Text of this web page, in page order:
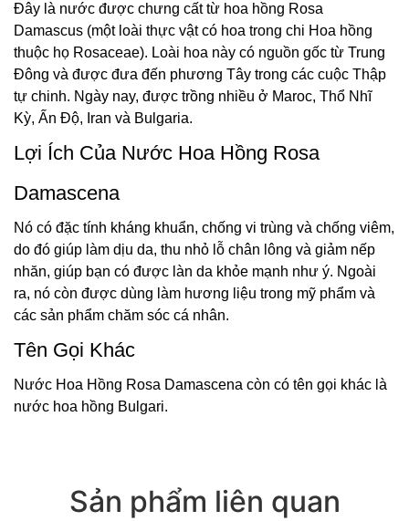
Đây là nước được chưng cất từ ​​hoa hồng Rosa
Damascus (một loài thực vật có hoa trong chi Hoa hồng
thuộc họ Rosaceae). Loài hoa này có nguồn gốc từ Trung
Đông và được đưa đến phương Tây trong các cuộc Thập
tự chinh. Ngày nay, được trồng nhiều ở Maroc, Thổ Nhĩ
Kỳ, Ấn Độ, Iran và Bulgaria.
Lợi Ích Của Nước Hoa Hồng Rosa
Damascena
Nó có đặc tính kháng khuẩn, chống vi trùng và chống viêm,
do đó giúp làm dịu da, thu nhỏ lỗ chân lông và giảm nếp
nhăn, giúp bạn có được làn da khỏe mạnh như ý. Ngoài
ra, nó còn được dùng làm hương liệu trong mỹ phẩm và
các sản phẩm chăm sóc cá nhân.
Tên Gọi Khác
Nước Hoa Hồng Rosa Damascena còn có tên gọi khác là
nước hoa hồng Bulgari.
Sản phẩm liên quan